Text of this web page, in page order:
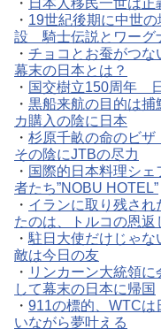
・ 日本人移民一世は正
・ 19世紀後期に中世
設 騎士伝説とワーグ
・ チョコとお蚕がつ
幕末の日本とは？
・ 国交樹立150周年
・ 黒船来航の目的は捕
カ購入の陰に日本
・ 杉原千畝の命のビ
その陰にJTBの尽力
・ 国際的日本料理シ
者たち”NOBU HOTEL”
・ イランに取り残され
たのは、トルコの恩返
・ 駐日大使だけじゃな
敵は今日の友
・ リンカーン大統領
して幕末の日本に帰国
・ 911の標的、WTC
いながら夢叶える